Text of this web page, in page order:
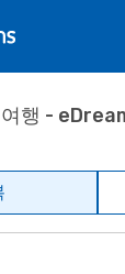
행 -